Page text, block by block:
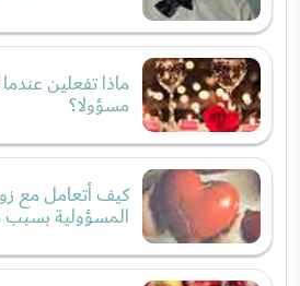
ماذا تفعلين
مسؤولا؟
كيف أتعامل مع
المسؤولية